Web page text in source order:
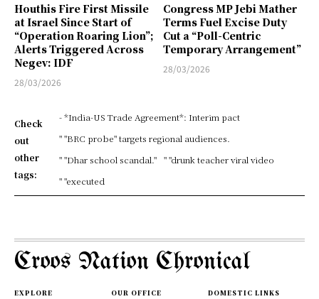
Houthis Fire First Missile
at Israel Since Start of
“Operation Roaring Lion”;
Alerts Triggered Across
Negev: IDF
28/03/2026
Congress MP Jebi Mather
Terms Fuel Excise Duty
Cut a “Poll-Centric
Temporary Arrangement”
28/03/2026
Check
out
other
tags:
- *India-US Trade Agreement*: Interim pact
" "BRC probe" targets regional audiences.
" "Dhar school scandal." " "drunk teacher viral video
" "executed
Croos Nation Chronical
EXPLORE OUR OFFICE DOMESTIC LINKS